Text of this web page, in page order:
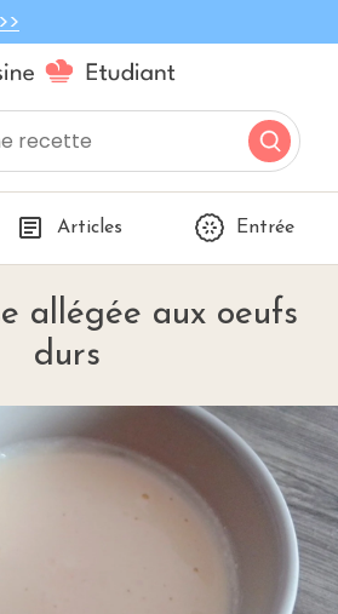
Articles Entrée
allégée aux oeufs
durs